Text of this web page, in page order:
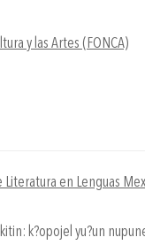
y las Artes (FONCA)
en Lenguas
k?opojel yu?un